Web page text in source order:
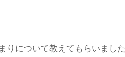
について教えてもらいました